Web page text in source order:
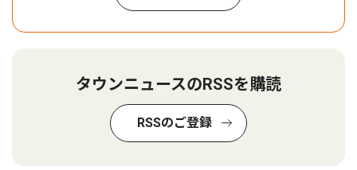
タウンニュースのRSSを購読
RSSのご登録